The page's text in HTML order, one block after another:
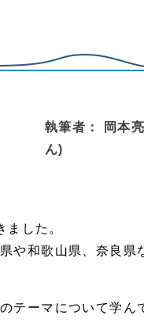
執筆者： 岡本
ん)
した。
や和歌山県、奈良県
テーマについて学ん